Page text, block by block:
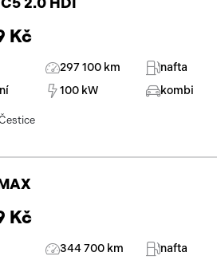
Kč
297 100 km
nafta
100 kW kombi
Kč
344 700 km
nafta